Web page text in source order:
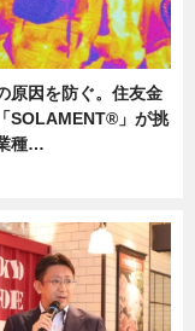
原因を防ぐ。住友金
SOLAMENT®」が挑
種…